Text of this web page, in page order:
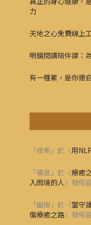
力
天地之心免費線上
明鏡閱讀陪伴課：
有一種累，是你連
「夜希 」於〈用
「禛芸 」於〈療癒
入困境的人〉發佈
「幽樹 」於〈當守
傷療癒之路〉發佈